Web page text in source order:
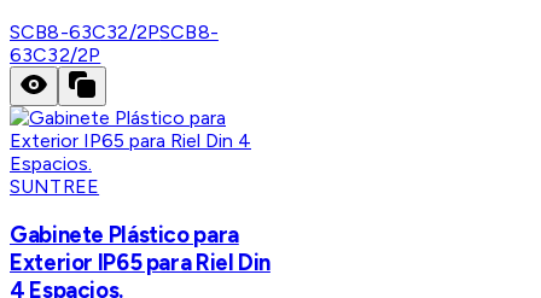
SCB8-63C32/2PSCB8-
63C32/2P
SUNTREE
Gabinete Plástico para
Exterior IP65 para Riel Din
4 Espacios.